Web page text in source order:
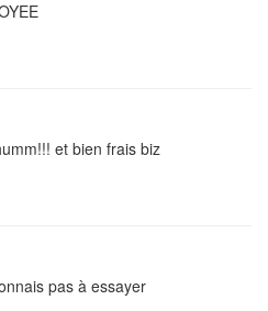
et bien frais biz
pas à essayer